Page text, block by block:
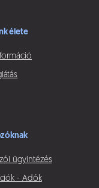
élete
ügyintézés
- Adók